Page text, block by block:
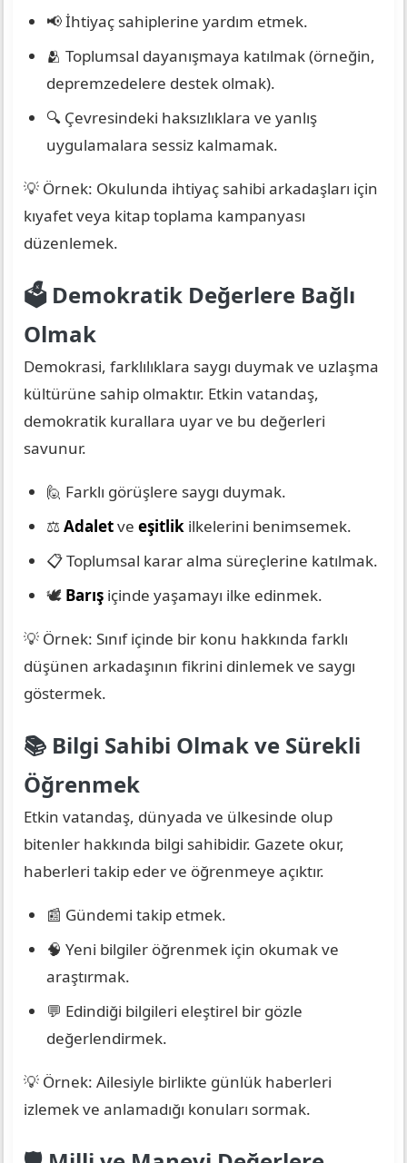
📢 İhtiyaç sahiplerine yardım etmek.
🫂 Toplumsal dayanışmaya katılmak (örneğin,
depremzedelere destek olmak).
🔍 Çevresindeki haksızlıklara ve yanlış
uygulamalara sessiz kalmamak.
💡 Örnek: Okulunda ihtiyaç sahibi arkadaşları için
kıyafet veya kitap toplama kampanyası
düzenlemek.
🗳️ Demokratik Değerlere Bağlı
Olmak
Demokrasi, farklılıklara saygı duymak ve uzlaşma
kültürüne sahip olmaktır. Etkin vatandaş,
demokratik kurallara uyar ve bu değerleri
savunur.
🙋 Farklı görüşlere saygı duymak.
⚖️ Adaletve eşitlik ilkelerini benimsemek.
📋 Toplumsal karar alma süreçlerine katılmak.
🕊️ Barış içinde yaşamayı ilke edinmek.
💡 Örnek: Sınıf içinde bir konu hakkında farklı
düşünen arkadaşının fikrini dinlemek ve saygı
göstermek.
📚 Bilgi Sahibi Olmak ve Sürekli
Öğrenmek
Etkin vatandaş, dünyada ve ülkesinde olup
bitenler hakkında bilgi sahibidir. Gazete okur,
haberleri takip eder ve öğrenmeye açıktır.
📰 Gündemi takip etmek.
🧠 Yeni bilgiler öğrenmek için okumak ve
araştırmak.
💬 Edindiği bilgileri eleştirel bir gözle
değerlendirmek.
💡 Örnek: Ailesiyle birlikte günlük haberleri
izlemek ve anlamadığı konuları sormak.